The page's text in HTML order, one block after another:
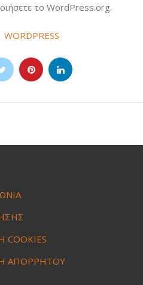
το WordPress.org.
WORDPRESS
COOKIES
ΑΠΟΡΡΗΤΟΥ